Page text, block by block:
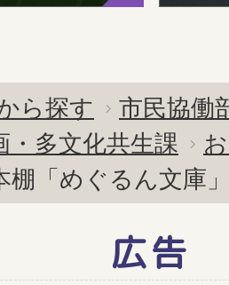
ら探す
市民協働
・多文化共生課
棚「めぐるん文庫
広告